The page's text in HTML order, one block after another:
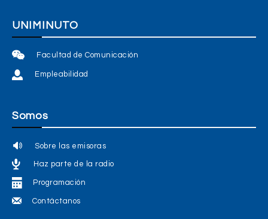
UNIMINUTO
Facultad de Comunicación
Empleabilidad
Somos
Sobre las emisoras
Haz parte de la radio
Programación
Contáctanos